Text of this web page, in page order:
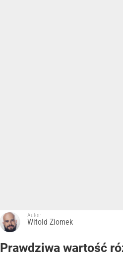
Autor:
Witold Ziomek
Prawdziwa wartość